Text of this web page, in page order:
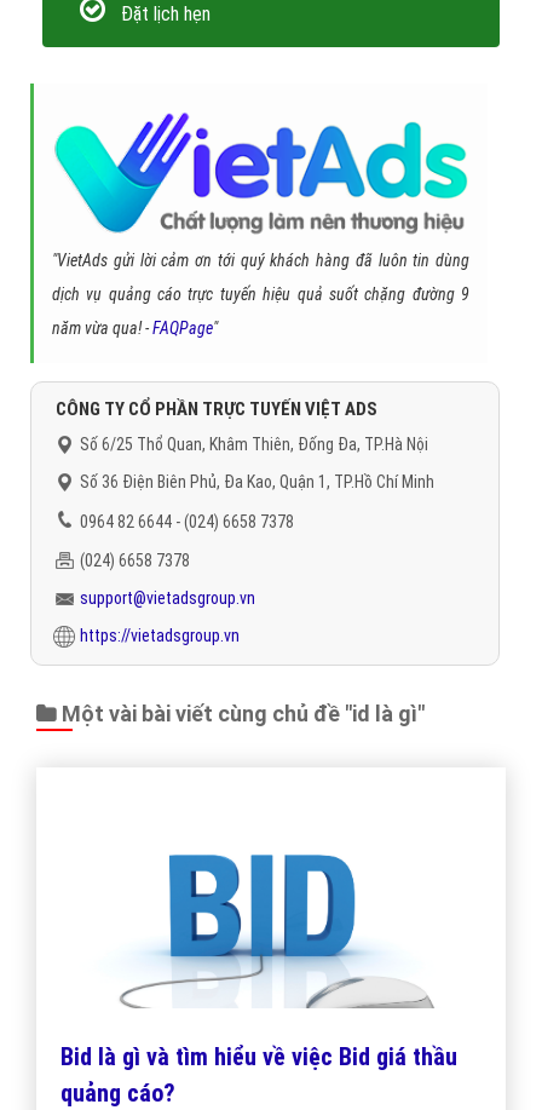
Đặt lịch hẹn
"VietAds gửi lời cảm ơn tới quý khách hàng đã luôn tin dùng
dịch vụ quảng cáo trực tuyến hiệu quả suốt chặng đường 9
năm vừa qua! -FAQPage"
CÔNG TY CỔ PHẦN TRỰC TUYẾN VIỆT ADS
Số 6/25 Thổ Quan, Khâm Thiên, Đống Đa, TP.Hà Nội
Số 36 Điện Biên Phủ, Đa Kao, Quận 1, TP.Hồ Chí Minh
0964 82 6644 - (024) 6658 7378
(024) 6658 7378
support@vietadsgroup.vn
https://vietadsgroup.vn
Một vài bài viết cùng chủ đề "id là gì"
Bid là gì và tìm hiểu về việc Bid giá thầu
quảng cáo?